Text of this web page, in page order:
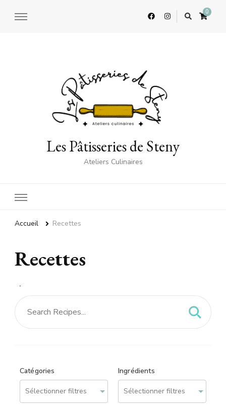
0
Les Pâtisseries de Steny
Ateliers Culinaires
Accueil Recettes
Recettes
Catégories Ingrédients